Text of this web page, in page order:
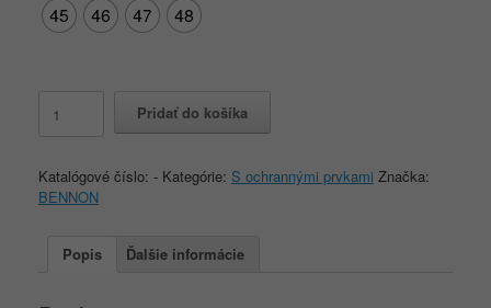
45
46 47 48
BENNON
S1P
ESD
Grey
Sandal
Pridať do košíka
Katalógové číslo: - Kategórie: S ochrannými prvkami Značka:
BENNON
Popis Ďalšie informácie